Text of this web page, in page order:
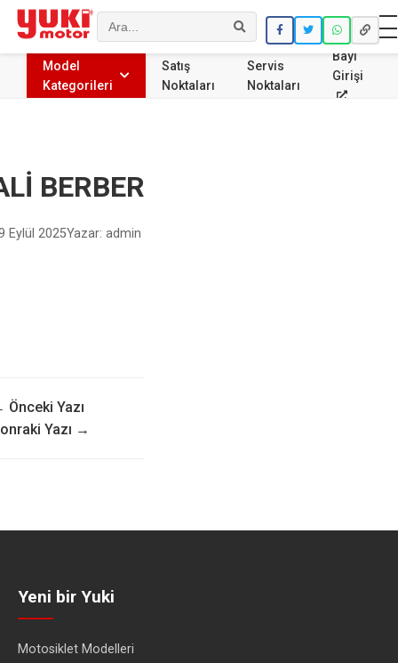
Ara
Model
Kategorileri
Satış
Noktaları
Servis
Noktaları
Bayi
Girişi
BERBER
Eylül 2025Yazar: admin
Önceki Yazı
Yazı →
Yeni bir Yuki
Motosiklet Modelleri